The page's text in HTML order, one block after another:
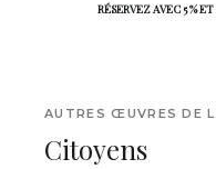
RÉSERVEZ AVEC 5 %
AUTRES ŒUVRES DE
Citoyens